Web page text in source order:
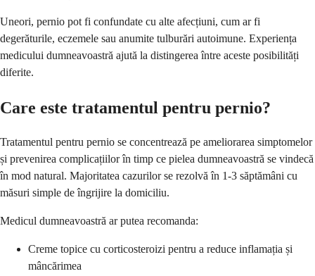
Uneori, pernio pot fi confundate cu alte afecțiuni, cum ar fi
degerăturile, eczemele sau anumite tulburări autoimune. Experiența
medicului dumneavoastră ajută la distingerea între aceste posibilități
diferite.
Care este tratamentul pentru pernio?
Tratamentul pentru pernio se concentrează pe ameliorarea simptomelor
și prevenirea complicațiilor în timp ce pielea dumneavoastră se vindecă
în mod natural. Majoritatea cazurilor se rezolvă în 1-3 săptămâni cu
măsuri simple de îngrijire la domiciliu.
Medicul dumneavoastră ar putea recomanda:
Creme topice cu corticosteroizi pentru a reduce inflamația și
mâncărimea